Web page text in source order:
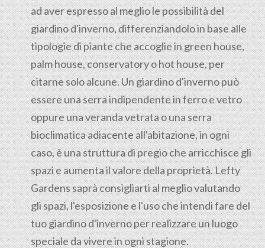
ad aver espresso al meglio le possibilità del
giardino d'inverno, differenziandolo in base alle
tipologie di piante che accoglie in green house,
palm house, conservatory o hot house, per
citarne solo alcune. Un giardino d'inverno può
essere una serra indipendente in ferro e vetro
oppure una veranda vetrata o una serra
bioclimatica adiacente all'abitazione, in ogni
caso, è una struttura di pregio che arricchisce gli
spazi e aumenta il valore della proprietà. Lefty
Gardens saprà consigliarti al meglio valutando
gli spazi, l'esposizione e l'uso che intendi fare del
tuo giardino d'inverno per realizzare un luogo
speciale da vivere in ogni stagione.